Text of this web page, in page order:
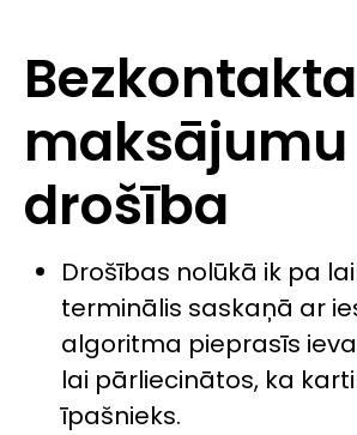
Bezkontakta
maksājumu
drošība
Drošības nolūkā ik pa
terminālis saskaņā ar
algoritma pieprasīs
lai pārliecinātos, ka
īpašnieks.